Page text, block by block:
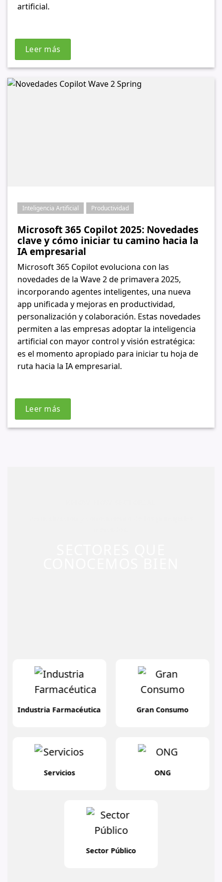
artificial.
Leer más
Inteligencia Artificial Productividad
Microsoft 365 Copilot 2025: Novedades
clave y cómo iniciar tu camino hacia la
IA empresarial
Microsoft 365 Copilot evoluciona con las
novedades de la Wave 2 de primavera 2025,
incorporando agentes inteligentes, una nueva
app unificada y mejoras en productividad,
personalización y colaboración. Estas novedades
permiten a las empresas adoptar la inteligencia
artificial con mayor control y visión estratégica:
es el momento apropiado para iniciar tu hoja de
ruta hacia la IA empresarial.
Leer más
Industria Farmacéutica Gran Consumo
Servicios ONG
Sector Público